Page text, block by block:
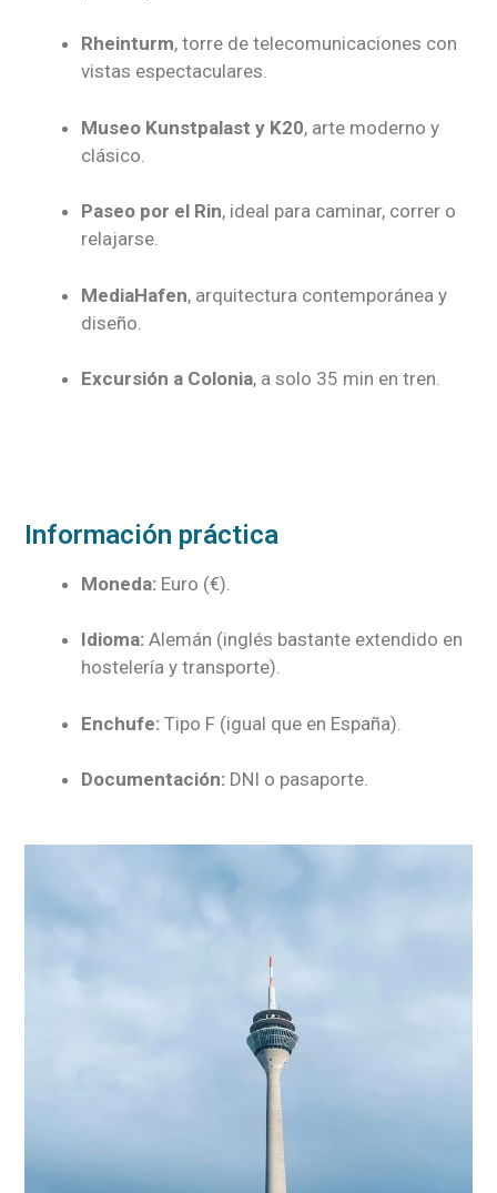
Rheinturm, torre de telecomunicaciones con
vistas espectaculares.
Museo Kunstpalast y K20, arte moderno y
clásico.
Paseo por el Rin, ideal para caminar, correr o
relajarse.
MediaHafen, arquitectura contemporánea y
diseño.
Excursión a Colonia, a solo 35 min en tren.
Información práctica
Moneda: Euro (€).
Idioma: Alemán (inglés bastante extendido en
hostelería y transporte).
Enchufe: Tipo F (igual que en España).
Documentación: DNI o pasaporte.